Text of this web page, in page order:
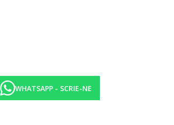
WHATSAPP - SCRIE-NE